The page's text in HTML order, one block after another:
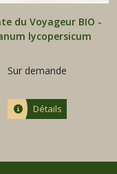
du Voyageur BIO -
lycopersicum
Sur demande
Détails